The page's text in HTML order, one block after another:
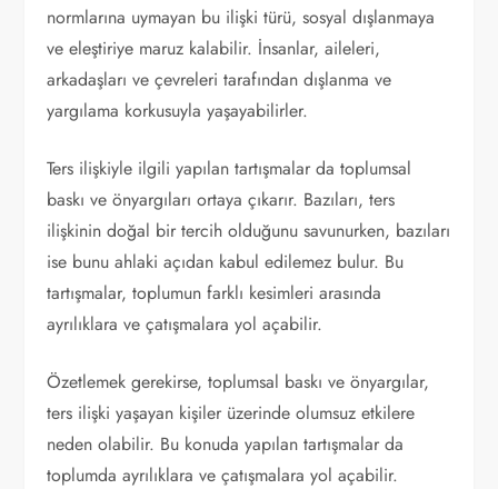
normlarına uymayan bu ilişki türü, sosyal dışlanmaya
ve eleştiriye maruz kalabilir. İnsanlar, aileleri,
arkadaşları ve çevreleri tarafından dışlanma ve
yargılama korkusuyla yaşayabilirler.
Ters ilişkiyle ilgili yapılan tartışmalar da toplumsal
baskı ve önyargıları ortaya çıkarır. Bazıları, ters
ilişkinin doğal bir tercih olduğunu savunurken, bazıları
ise bunu ahlaki açıdan kabul edilemez bulur. Bu
tartışmalar, toplumun farklı kesimleri arasında
ayrılıklara ve çatışmalara yol açabilir.
Özetlemek gerekirse, toplumsal baskı ve önyargılar,
ters ilişki yaşayan kişiler üzerinde olumsuz etkilere
neden olabilir. Bu konuda yapılan tartışmalar da
toplumda ayrılıklara ve çatışmalara yol açabilir.